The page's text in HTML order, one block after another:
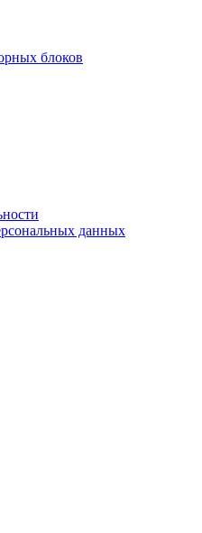
блоков
данных